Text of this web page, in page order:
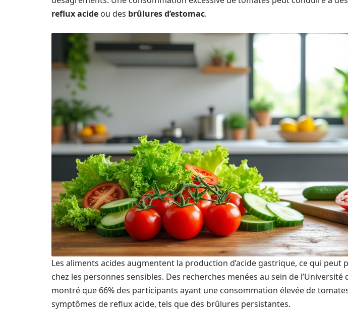
reflux acide ou des brûlures d’estomac.
Les aliments acides augmentent la production d’acide gastrique, ce qui peut
chez les personnes sensibles. Des recherches menées au sein de
montré que 66% des participants ayant une consommation élevée de
symptômes de reflux acide, tels que des brûlures persistantes.